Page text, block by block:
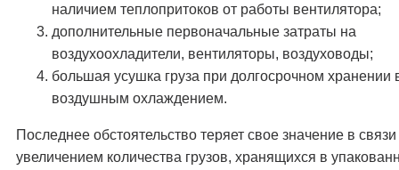
наличием теплопритоков от работы вентилятора;
дополнительные первоначальные затраты на
воздухоохладители, вентиляторы, воздуховоды;
большая усушка груза при долгосрочном хранении
воздушным охлаждением.
Последнее обстоятельство теряет свое значение в связи
увеличением количества грузов, хранящихся в